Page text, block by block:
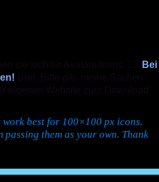
Bei
best for 100×100 px icons.
them as your own. Thank